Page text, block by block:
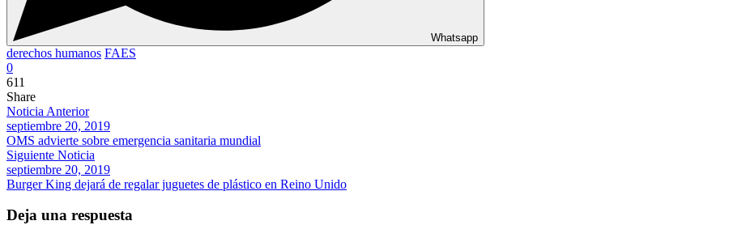
Whatsapp
derechos humanos FAES
0
611
Share
Noticia Anterior
septiembre 20, 2019
OMS advierte sobre emergencia sanitaria mundial
Siguiente Noticia
septiembre 20, 2019
Burger King dejará de regalar juguetes de plástico en Reino Unido
Deja una respuesta